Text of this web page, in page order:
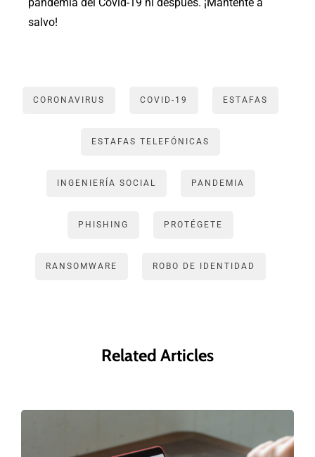
salvo!
CORONAVIRUS COVID-19 ESTAFAS
ESTAFAS TELEFÓNICAS
INGENIERÍA SOCIAL PANDEMIA
PHISHING PROTÉGETE
RANSOMWARE ROBO DE IDENTIDAD
Related Articles